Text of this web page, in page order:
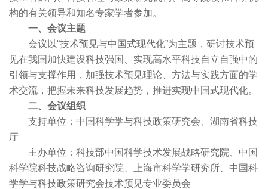
构的有关领导和知名专家学者参加。
一、会议主题
会议以“技术预见与中国式现代化”为主题，研讨技术预
见在我国加快建设科技强国、实现高水平科技自立自强中的
引领与支撑作用，加强技术预见理论、方法与实践方面的学
术交流，把握未来科技发展趋势，推进实现中国式现代化。
二、会议组织
支持单位：中国科学学与科技政策研究会、湖南省科技
厅
主办单位：科技部中国科学技术发展战略研究院、中国
科学院科技战略咨询研究院、上海市科学学研究所、中国科
学学与科技政策研究会技术预见专业委员会